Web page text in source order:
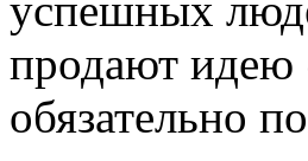
продают
обязательно